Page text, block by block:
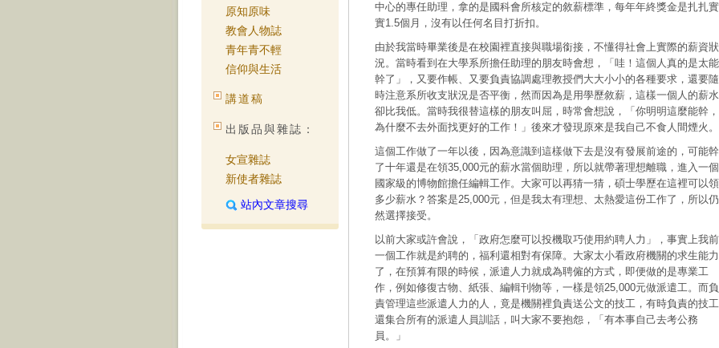
原知原味
教會人物誌
青年青不輕
信仰與生活
講道稿
出版品與雜誌：
女宣雜誌
新使者雜誌
站內文章搜尋
中心的專任助理，拿的是國科會所核定的敘薪標準，每年年終獎金是扎扎實
實1.5個月，沒有以任何名目打折扣。
由於我當時畢業後是在校園裡直接與職場銜接，不懂得社會上實際的薪資狀
況。當時看到在大學系所擔任助理的朋友時會想，「哇！這個人真的是太能
幹了」，又要作帳、又要負責協調處理教授們大大小小的各種要求，還要隨
時注意系所收支狀況是否平衡，然而因為是用學歷敘薪，這樣一個人的薪水
卻比我低。當時我很替這樣的朋友叫屈，時常會想說，「你明明這麼能幹，
為什麼不去外面找更好的工作！」後來才發現原來是我自己不食人間煙火。
這個工作做了一年以後，因為意識到這樣做下去是沒有發展前途的，可能幹
了十年還是在領35,000元的薪水當個助理，所以就帶著理想離職，進入一個
國家級的博物館擔任編輯工作。大家可以再猜一猜，碩士學歷在這裡可以領
多少薪水？答案是25,000元，但是我太有理想、太熱愛這份工作了，所以仍
然選擇接受。
以前大家或許會說，「政府怎麼可以投機取巧使用約聘人力」，事實上我前
一個工作就是約聘的，福利還相對有保障。大家太小看政府機關的求生能力
了，在預算有限的時候，派遣人力就成為聘僱的方式，即便做的是專業工
作，例如修復古物、紙張、編輯刊物等，一樣是領25,000元做派遣工。而負
責管理這些派遣人力的人，竟是機關裡負責送公文的技工，有時負責的技工
還集合所有的派遣人員訓話，叫大家不要抱怨，「有本事自己去考公務
員。」